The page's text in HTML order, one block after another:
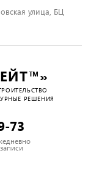
улица, БЦ
РЕШЕНИЯ
73